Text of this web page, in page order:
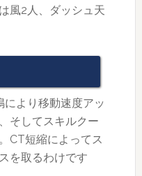
風2人、ダッシュ天
より移動速度アッ
そしてスキルクー
CT短縮によってス
を取るわけです